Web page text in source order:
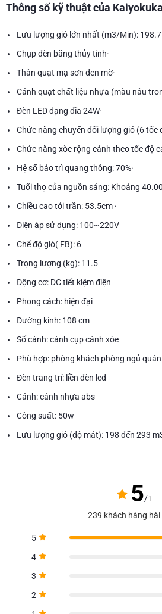
Thông số kỹ thuật của
Lưu lượng gió lớn nhất (m3/Min): 198.7
Chụp đèn bằng thủy tinh·
Thân quạt mạ sơn đen mờ·
Cánh quạt chất liệu nhựa (màu nâu
Đèn LED dạng đĩa 24W·
Chức năng chuyển đổi lượng gió (6 tốc
Chức năng xòe rộng cánh theo tốc độ
Hệ số bảo trì quang thông: 70%·
Tuổi thọ của nguồn sáng: Khoảng
Chiều cao tới trần: 53.5cm ·
Điện áp sử dụng: 100~220V
Chế độ gió( FB): 6
Trọng lượng (kg): 11.5
Động cơ: DC tiết kiệm điện
Phong cách: hiện đại
Đường kính: 108 cm
Số cánh: cánh cụp cánh xòe
Phù hợp: phòng khách phòng ngủ
Đèn trang trí: liền đèn led
Cánh: cánh nhựa abs
Công suất: 50w
Lưu lượng gió (độ mát): 198 đến 293
5/1
239 khách hàng hài
5
4
3
2